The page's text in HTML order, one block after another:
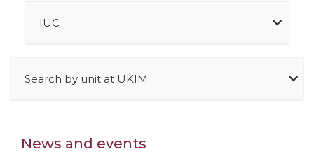
IUC
Search by unit at UKIM
News and events